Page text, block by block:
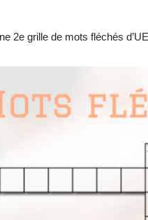
2e grille de mots fléchés